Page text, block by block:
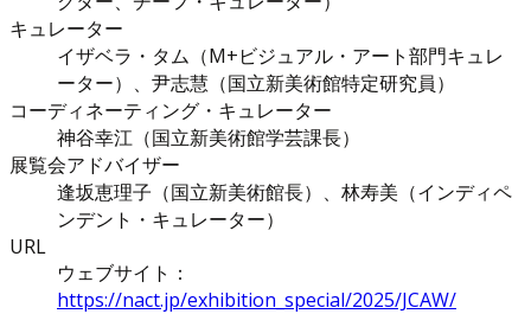
キュレーター
イザベラ・タム（M+ビジュアル・アート部門キュレ
ーター）、尹志慧（国立新美術館特定研究員）
コーディネーティング・キュレーター
神谷幸江（国立新美術館学芸課長）
展覧会アドバイザー
逢坂恵理子（国立新美術館長）、林寿美（インディペ
ンデント・キュレーター）
URL
ウェブサイト：
https://nact.jp/exhibition_special/2025/JCAW/